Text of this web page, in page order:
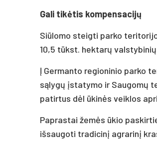
Gali tikėtis kompensacijų
Siūlomo steigti parko
10,5 tūkst. hektarų
Į Germanto regioninio parko
sąlygų įstatymo ir Saugomų
patirtus dėl ūkinės veiklos
Paprastai žemės ūkio
išsaugoti tradicinį agrarinį